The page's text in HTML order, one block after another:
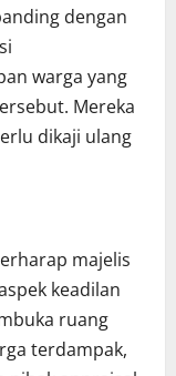
dengan
warga yang
Mereka
dikaji ulang
majelis
keadilan
ruang
terdampak,